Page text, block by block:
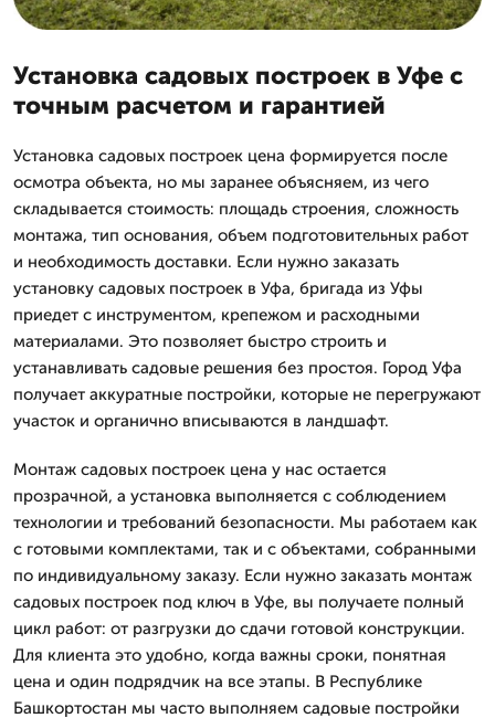
Установка садовых построек в Уфе с
точным расчетом и гарантией
Установка садовых построек цена формируется после
осмотра объекта, но мы заранее объясняем, из чего
складывается стоимость: площадь строения, сложность
монтажа, тип основания, объем подготовительных работ
и необходимость доставки. Если нужно заказать
установку садовых построек в Уфа, бригада из Уфы
приедет с инструментом, крепежом и расходными
материалами. Это позволяет быстро строить и
устанавливать садовые решения без простоя. Город Уфа
получает аккуратные постройки, которые не перегружают
участок и органично вписываются в ландшафт.
Монтаж садовых построек цена у нас остается
прозрачной, а установка выполняется с соблюдением
технологии и требований безопасности. Мы работаем как
с готовыми комплектами, так и с объектами, собранными
по индивидуальному заказу. Если нужно заказать монтаж
садовых построек под ключ в Уфе, вы получаете полный
цикл работ: от разгрузки до сдачи готовой конструкции.
Для клиента это удобно, когда важны сроки, понятная
цена и один подрядчик на все этапы. В Республике
Башкортостан мы часто выполняем садовые постройки